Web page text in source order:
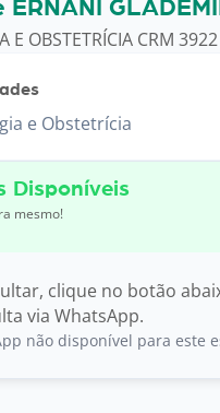
ERNANI
E OBSTETRÍCIA CRM
e Obstetrícia
Disponíveis
mesmo!
clique no botão
via WhatsApp.
não disponível para este